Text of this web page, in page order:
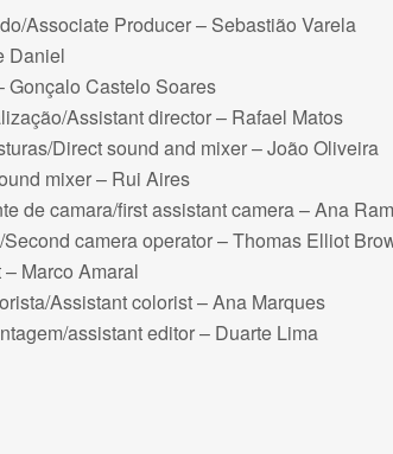
Associate Producer – Sebastião Varela
Daniel
Gonçalo Castelo Soares
Assistant director – Rafael Matos
Direct sound and mixer – João Oliveira
mixer – Rui Aires
de camara/first assistant camera – Ana
camera operator – Thomas Elliot
Marco Amaral
Assistant colorist – Ana Marques
assistant editor – Duarte Lima